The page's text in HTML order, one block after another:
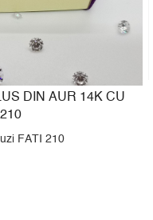
DIN AUR 14K CU
FATI 210